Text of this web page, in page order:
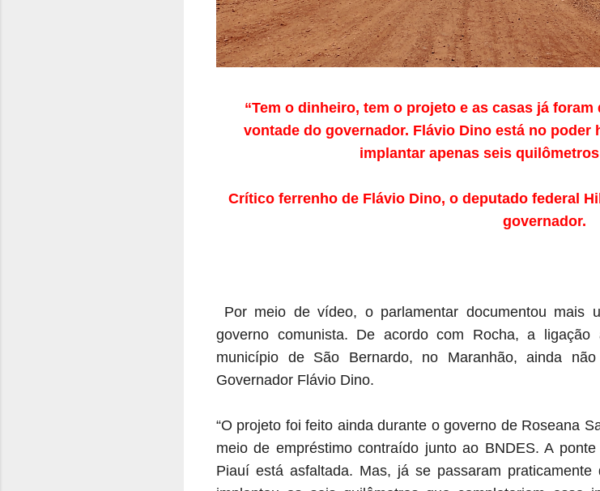
“Tem o dinheiro, tem o projeto e as casas já
vontade do governador. Flávio Dino está no poder
implantar apenas seis
Crítico ferrenho de Flávio Dino, o deputado federal
governador.
Por meio de vídeo, o parlamentar documentou mais
governo comunista. De acordo com Rocha, a
município de São Bernardo, no Maranhão, ainda
Governador Flávio Dino.
“O projeto foi feito ainda durante o governo de Roseana
meio de empréstimo contraído junto ao BNDES. A
Piauí está asfaltada. Mas, já se passaram